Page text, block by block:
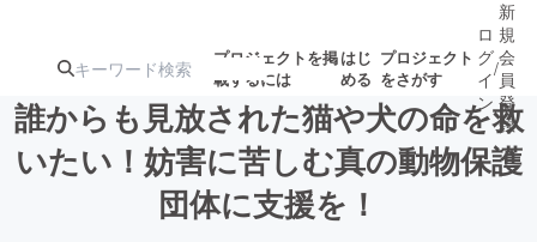
プロジェクトを掲
載するには
はじ
める
プロジェクト
をさがす
注目の新着プロ募集終了が近いプ
ロジェクト
ロ
グ
イ
ン
/
新
規
会
員
登
録
誰からも見放された猫や犬の命を救
いたい！妨害に苦しむ真の動物保護
団体に支援を！